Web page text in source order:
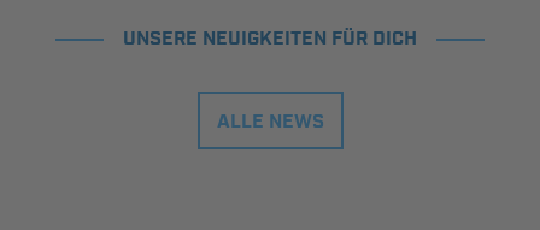
UNSERE NEUIGKEITEN FÜR DICH
ALLE NEWS